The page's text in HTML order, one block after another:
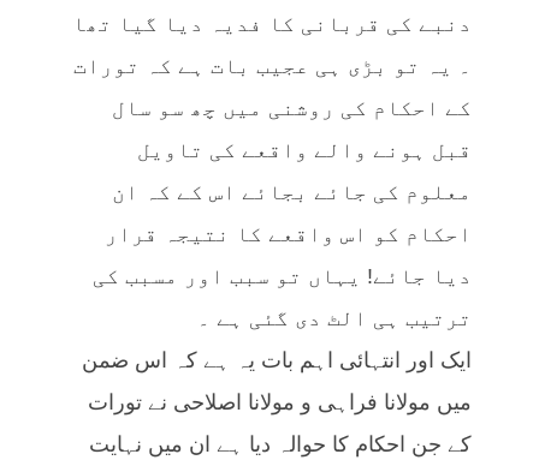
دنبے کی قربانی کا فدیہ دیا گیا تھا
۔ یہ تو بڑی ہی عجیب بات ہے کہ تورات
کے احکام کی روشنی میں چھ سو سال
قبل ہونے والے واقعے کی تاویل
معلوم کی جائے بجائے اس کے کہ ان
احکام کو اس واقعے کا نتیجہ قرار
دیا جائے! یہاں تو سبب اور مسبب کی
ترتیب ہی الٹ دی گئی ہے ۔
ایک اور انتہائی اہم بات یہ ہے کہ اس ضمن
میں مولانا فراہی و مولانا اصلاحی نے تورات
کے جن احکام کا حوالہ دیا ہے ان میں نہایت